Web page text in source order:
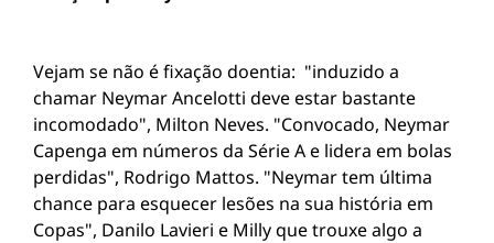
Vejam se não é fixação doentia: "induzido a
chamar Neymar Ancelotti deve estar bastante
incomodado", Milton Neves. "Convocado, Neymar
Capenga em números da Série A e lidera em bolas
perdidas", Rodrigo Mattos. "Neymar tem última
chance para esquecer lesões na sua história em
Copas", Danilo Lavieri e Milly que trouxe algo a